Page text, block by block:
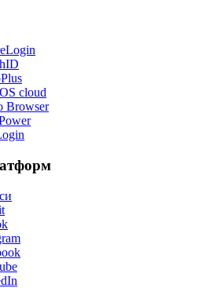
cloud
Browser